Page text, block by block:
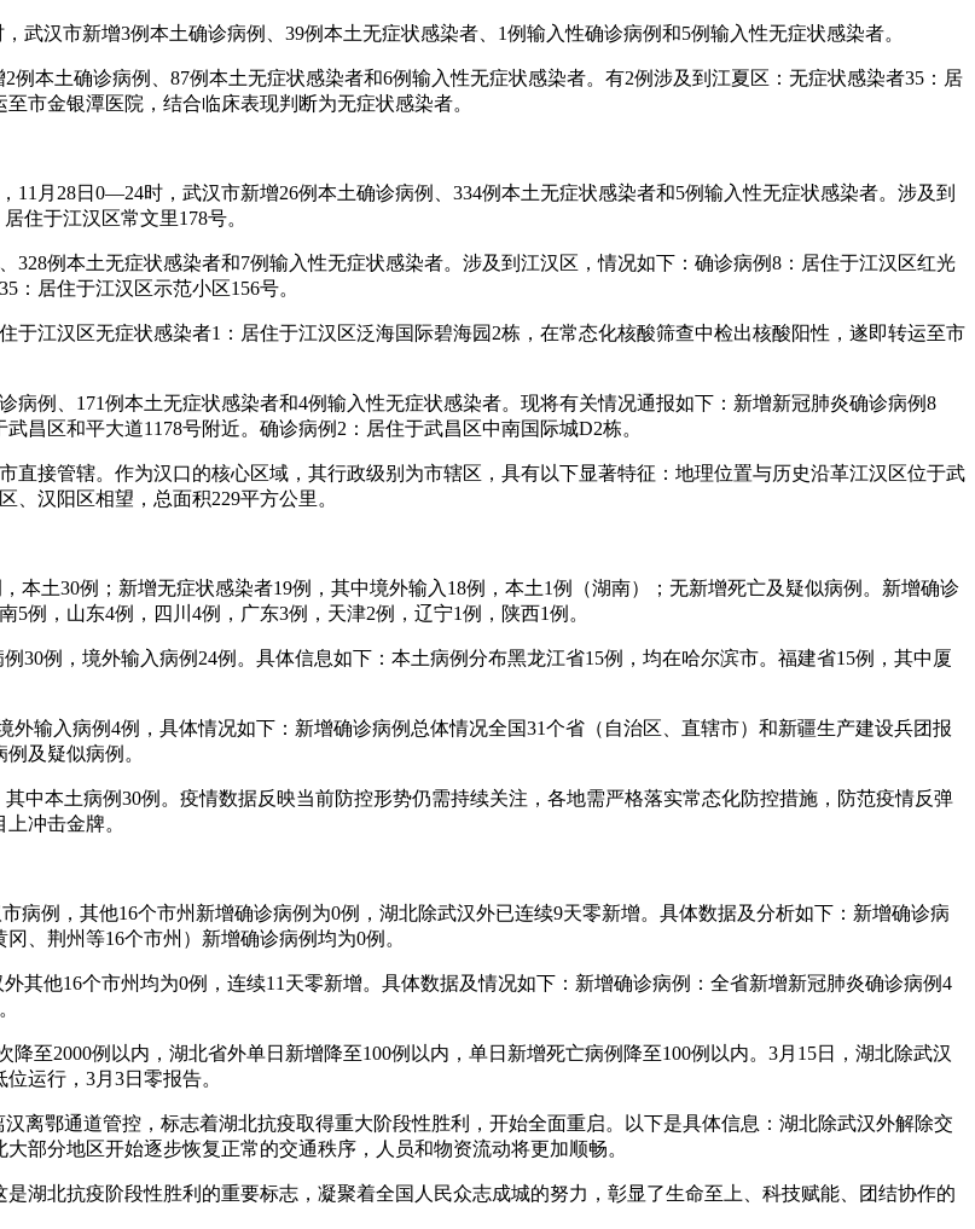
武汉市新增3例本土确诊病例、39例本土无症状感染者、1例输入性确诊病例和5例输入性无症状感染者。
例本土确诊病例、87例本土无症状感染者和6例输入性无症状感染者。有2例涉及到江夏区：无症状感染者35：居
市金银潭医院，结合临床表现判断为无症状感染者。
月28日0—24时，武汉市新增26例本土确诊病例、334例本土无症状感染者和5例输入性无症状感染者。涉及到
住于江汉区常文里178号。
例本土无症状感染者和7例输入性无症状感染者。涉及到江汉区，情况如下：确诊病例8：居住于江汉区红光
：居住于江汉区示范小区156号。
于江汉区无症状感染者1：居住于江汉区泛海国际碧海园2栋，在常态化核酸筛查中检出核酸阳性，遂即转运至市
病例、171例本土无症状感染者和4例输入性无症状感染者。现将有关情况通报如下：新增新冠肺炎确诊病例8
昌区和平大道1178号附近。确诊病例2：居住于武昌区中南国际城D2栋。
接管辖。作为汉口的核心区域，其行政级别为市辖区，具有以下显著特征：地理位置与历史沿革江汉区位于武
汉阳区相望，总面积229平方公里。
本土30例；新增无症状感染者19例，其中境外输入18例，本土1例（湖南）；无新增死亡及疑似病例。新增确诊
例，山东4例，四川4例，广东3例，天津2例，辽宁1例，陕西1例。
30例，境外输入病例24例。具体信息如下：本土病例分布黑龙江省15例，均在哈尔滨市。福建省15例，其中厦
外输入病例4例，具体情况如下：新增确诊病例总体情况全国31个省（自治区、直辖市）和新疆生产建设兵团报
及疑似病例。
中本土病例30例。疫情数据反映当前防控形势仍需持续关注，各地需严格落实常态化防控措施，防范疫情反弹
冲击金牌。
病例，其他16个市州新增确诊病例为0例，湖北除武汉外已连续9天零新增。具体数据及分析如下：新增确诊病
、荆州等16个市州）新增确诊病例均为0例。
其他16个市州均为0例，连续11天零新增。具体数据及情况如下：新增确诊病例：全省新增新冠肺炎确诊病例4
至2000例以内，湖北省外单日新增降至100例以内，单日新增死亡病例降至100例以内。3月15日，湖北除武汉
运行，3月3日零报告。
离鄂通道管控，标志着湖北抗疫取得重大阶段性胜利，开始全面重启。以下是具体信息：湖北除武汉外解除交
部分地区开始逐步恢复正常的交通秩序，人员和物资流动将更加顺畅。
是湖北抗疫阶段性胜利的重要标志，凝聚着全国人民众志成城的努力，彰显了生命至上、科技赋能、团结协作的